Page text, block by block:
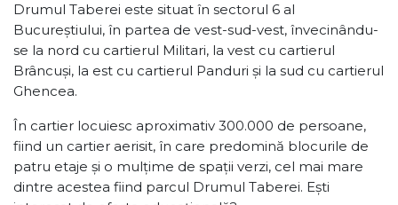
Drumul Taberei este situat în sectorul 6 al
Bucureștiului, în partea de vest-sud-vest, învecinându-
se la nord cu cartierul Militari, la vest cu cartierul
Brâncuși, la est cu cartierul Panduri și la sud cu cartierul
Ghencea.
În cartier locuiesc aproximativ 300.000 de persoane,
fiind un cartier aerisit, în care predomină blocurile de
patru etaje și o mulțime de spații verzi, cel mai mare
dintre acestea fiind parcul Drumul Taberei. Ești